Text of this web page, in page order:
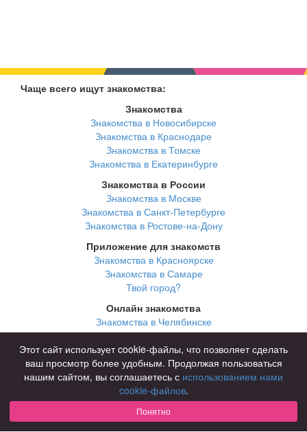
Чаще всего ищут знакомства:
Знакомства
Знакомства в Новосибирске
Знакомства в Краснодаре
Знакомства в Томске
Знакомства в Екатеринбурге
Знакомства в России
Знакомства в Москве
Знакомства в Санкт-Петербурге
Знакомства в Ростове-на-Дону
Приложение для знакомств
Знакомства в Красноярске
Знакомства в Самаре
Твой город?
Онлайн знакомства
Знакомства в Челябинске
Знакомства в Омске
Знакомства в Нижнем Новгороде
Для чего
для брака и создания семьи
для любви и с/о
для дружбы
Этот сайт использует cookie-файлы, что позволяет сделать
ваш просмотр более удобным. Продолжая пользоваться
нашим сайтом, вы соглашаетесь с использованием нами
cookie-файлов.
Понятно